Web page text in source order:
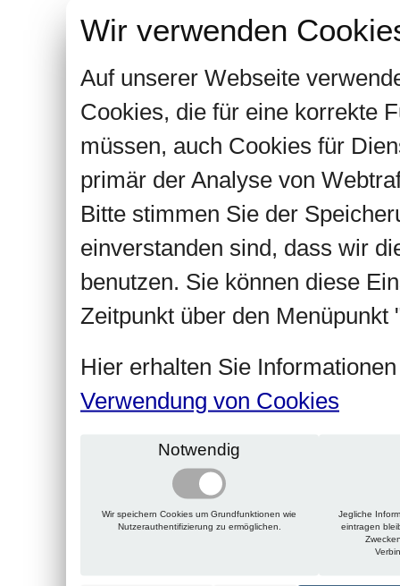
Wir verwenden
Auf unserer Webseite
Cookies, die für eine korrekte
müssen, auch Cookies für
primär der Analyse von
Bitte stimmen Sie der
einverstanden sind, dass wir
benutzen. Sie können diese
Zeitpunkt über den Menüpunkt
Hier erhalten Sie
Verwendung von Cookies
Notwendig
Wir speichern Cookies um Grundfunktionen wie
Nutzerauthentifizierung zu ermöglichen.
Jegliche
eintragen